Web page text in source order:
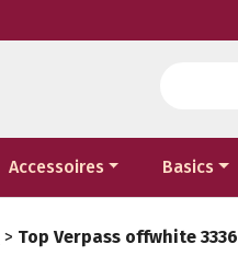
Accessoires Basics
> Top Verpass offwhite 3336